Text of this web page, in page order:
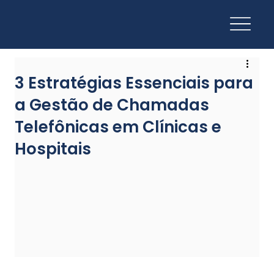
3 Estratégias Essenciais para
a Gestão de Chamadas
Telefônicas em Clínicas e
Hospitais